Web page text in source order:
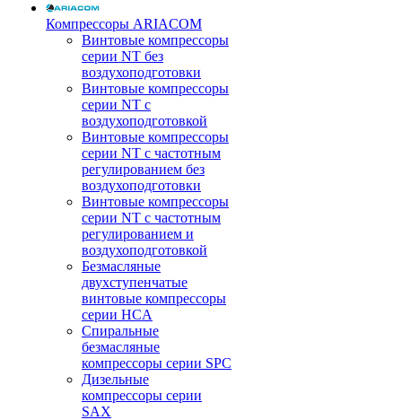
Компрессоры ARIACOM
Винтовые компрессоры
серии NT без
воздухоподготовки
Винтовые компрессоры
серии NT c
воздухоподготовкой
Винтовые компрессоры
серии NT с частотным
регулированием без
воздухоподготовки
Винтовые компрессоры
серии NT с частотным
регулированием и
воздухоподготовкой
Безмасляные
двухступенчатые
винтовые компрессоры
серии HCA
Спиральные
безмасляные
компрессоры серии SPC
Дизельные
компрессоры серии
SAX